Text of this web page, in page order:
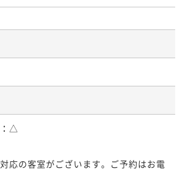
△
応の客室がございます。ご予約はお電